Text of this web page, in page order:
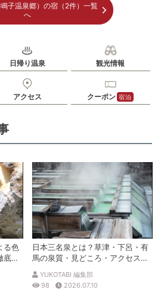
子温泉郷）の宿（2件）一覧
へ
日帰り温泉 観光情報
アクセス クーポン 宿泊
る色
底解
日本三名泉とは？草津・下呂・有
馬の泉質・見どころ・アクセスを
YUKOTABI 編集部
98
2026.07.10